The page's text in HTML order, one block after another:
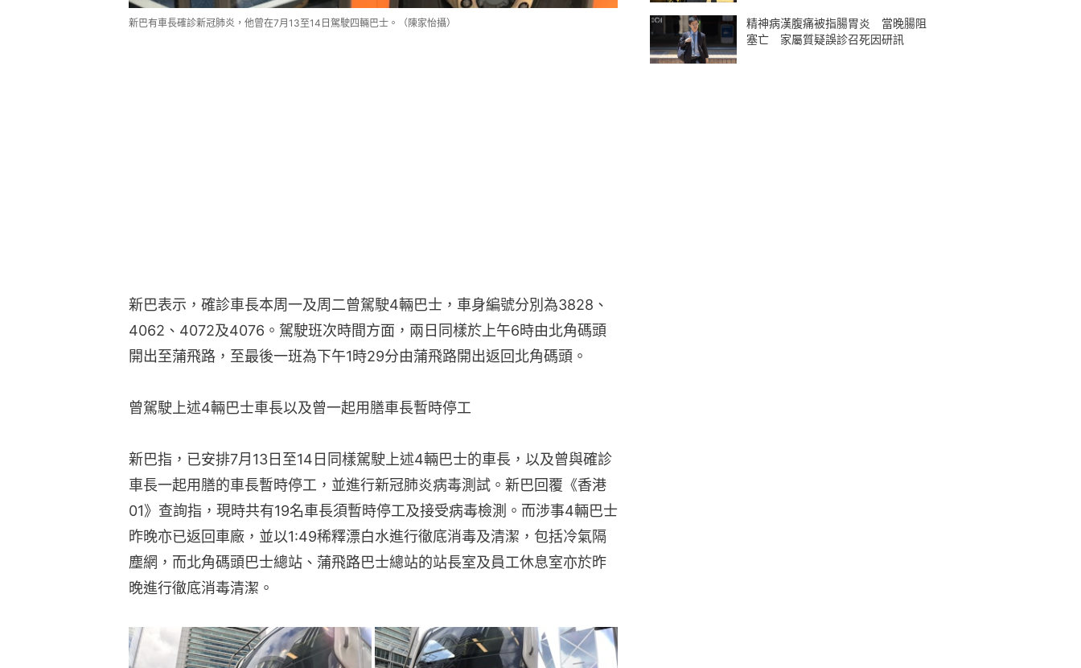
新巴有車長確診新冠肺炎，他曾在7月13至14日駕駛四輛巴士。（陳家怡攝）
新巴表示，確診車長本周一及周二曾駕駛4輛巴士，車身編號分別為3828、
4062、4072及4076。駕駛班次時間方面，兩日同樣於上午6時由北角碼頭
開出至蒲飛路，至最後一班為下午1時29分由蒲飛路開出返回北角碼頭。
曾駕駛上述4輛巴士車長以及曾一起用膳車長暫時停工
新巴指，已安排7月13日至14日同樣駕駛上述4輛巴士的車長，以及曾與確診
車長一起用膳的車長暫時停工，並進行新冠肺炎病毒測試。新巴回覆《香港
01》查詢指，現時共有19名車長須暫時停工及接受病毒檢測。而涉事4輛巴士
昨晚亦已返回車廠，並以1:49稀釋漂白水進行徹底消毒及清潔，包括冷氣隔
塵網，而北角碼頭巴士總站、蒲飛路巴士總站的站長室及員工休息室亦於昨
晚進行徹底消毒清潔。
精神病漢腹痛被指腸胃炎 當晚腸阻
塞亡 家屬質疑誤診召死因研訊